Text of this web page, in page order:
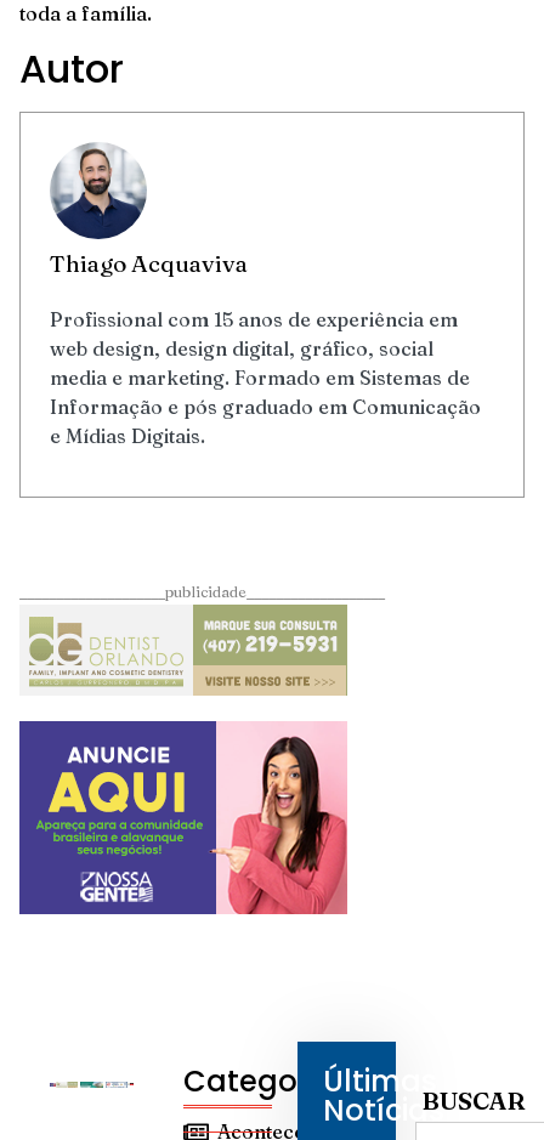
toda a família.
Autor
Thiago Acquaviva
Profissional com 15 anos de experiência em
web design, design digital, gráfico, social
media e marketing. Formado em Sistemas de
Informação e pós graduado em Comunicação
e Mídias Digitais.
____________________publicidade___________________
Categorias
Aconteceu
Últimas
NotíciasBUSCAR